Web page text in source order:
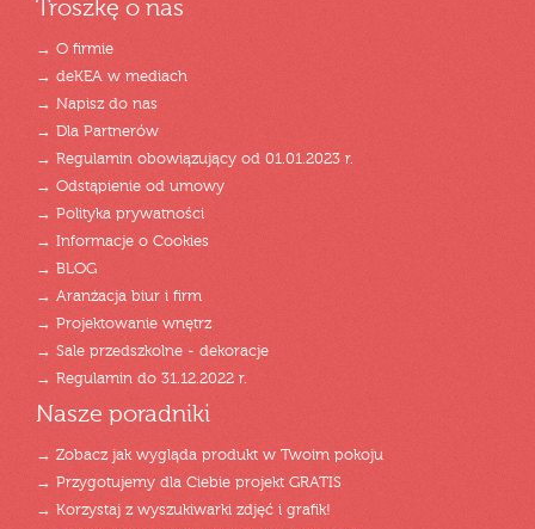
Troszkę o nas
→ O firmie
→ deKEA w mediach
→ Napisz do nas
→ Dla Partnerów
→ Regulamin obowiązujący od 01.01.2023 r.
→ Odstąpienie od umowy
→ Polityka prywatności
→ Informacje o Cookies
→ BLOG
→ Aranżacja biur i firm
→ Projektowanie wnętrz
→ Sale przedszkolne - dekoracje
→ Regulamin do 31.12.2022 r.
Nasze poradniki
→ Zobacz jak wygląda produkt w Twoim pokoju
→ Przygotujemy dla Ciebie projekt GRATIS
→ Korzystaj z wyszukiwarki zdjęć i grafik!